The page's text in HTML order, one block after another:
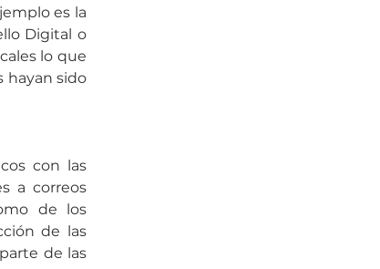
es la
Digital o
lo que
hayan sido
con las
a correos
de los
de las
de las